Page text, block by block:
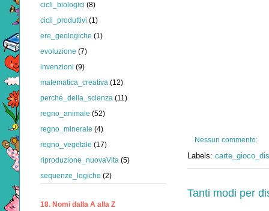
Nessun commento:
Labels:
Tanti modi per
cicli_biologici (8)
cicli_produttivi (1)
ere_geologiche (1)
evoluzione (7)
invenzioni (9)
matematica_creativa (12)
perché_della_scienza (11)
regno_animale (52)
regno_minerale (4)
regno_vegetale (17)
riproduzione_nuovaVita (5)
sequenze_logiche (2)
18. Nomi dalla A alla Z